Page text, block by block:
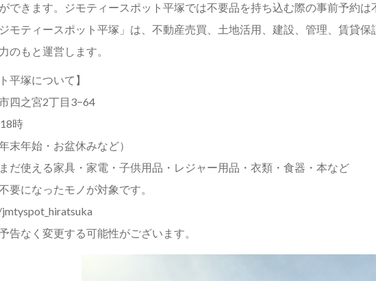
できます。ジモティースポット平塚では不要品を持ち込む際の事前予約
モティースポット平塚」は、不動産売買、土地活用、建設、管理、賃貸
のもと運営します。
平塚について】
四之宮2丁目3−64
時
末年始・お盆休みなど）
だ使える家具・家電・子供用品・レジャー用品・衣類・食器・本など
要になったモノが対象です。
告なく変更する可能性がございます。